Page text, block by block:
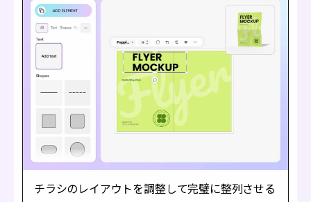
チラシのレイアウトを調整して完璧に整列させる